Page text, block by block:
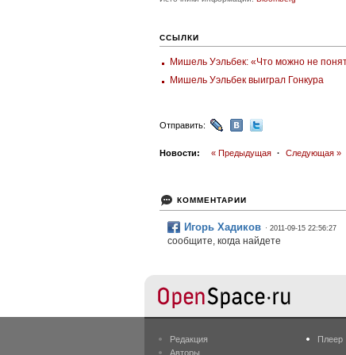
ССЫЛКИ
Мишель Уэльбек: «Что можно не
Мишель Уэльбек выиграл Гонкура
Отправить:
Новости: « Предыдущая · Следующая »
КОММЕНТАРИИ
Игорь Хадиков · 2011-09-15 22:56:27
сообщите, когда найдете
Редакция
Авторы
Плеер